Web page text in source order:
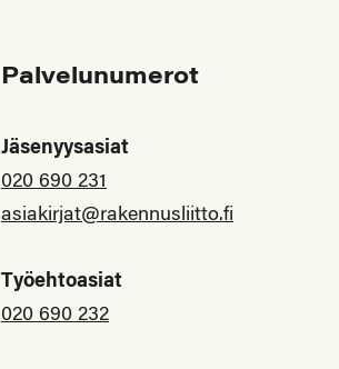
Palvelunumerot
Jäsenyysasiat
020 690 231
asiakirjat@rakennusliitto.fi
Työehtoasiat
020 690 232